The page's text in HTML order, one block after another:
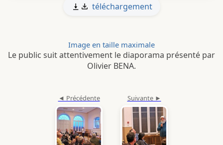
téléchargement
Image en taille maximale
Le public suit attentivement le diaporama présenté par
Olivier BENA.